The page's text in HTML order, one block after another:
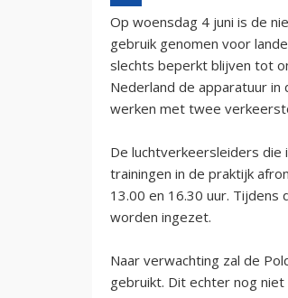
Op woensdag 4 juni is de
gebruik genomen voor
slechts beperkt blijven tot
Nederland de apparatuur
werken met twee
De luchtverkeersleiders die
trainingen in de praktijk
13.00 en 16.30 uur. Tijdens
worden ingezet.
Naar verwachting zal de
gebruikt. Dit echter nog